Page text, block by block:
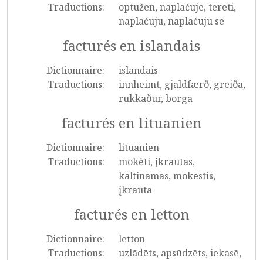
Traductions:
optužen, naplaćuje, tereti,
naplaćuju, naplaćuju se
facturés en islandais
Dictionnaire:
islandais
Traductions:
innheimt, gjaldfærð, greiða,
rukkaður, borga
facturés en lituanien
Dictionnaire:
lituanien
Traductions:
mokėti, įkrautas,
kaltinamas, mokestis,
įkrauta
facturés en letton
Dictionnaire:
letton
Traductions:
uzlādēts, apsūdzēts, iekasē,